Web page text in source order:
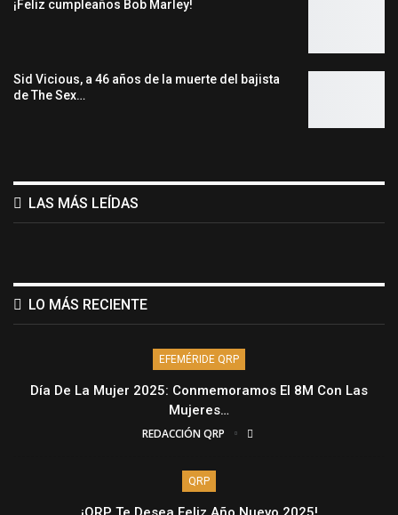
¡Feliz cumpleaños Bob Marley!
Sid Vicious, a 46 años de la muerte del bajista
de The Sex…
LAS MÁS LEÍDAS
LO MÁS RECIENTE
EFEMÉRIDE QRP
Día De La Mujer 2025: Conmemoramos El 8M Con Las
Mujeres…
REDACCIÓN QRP
QRP